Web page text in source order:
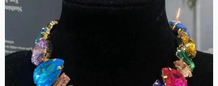
y toca AÑADIR A LA PANTALLA DE INICIO
onlinedragshop ahora está instalado como APLICACIÓN